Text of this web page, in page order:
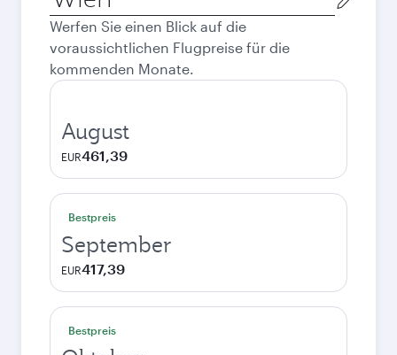
Werfen Sie einen Blick auf die
voraussichtlichen Flugpreise für die
kommenden Monate.
August
EUR461,39
Bestpreis
September
EUR417,39
Bestpreis